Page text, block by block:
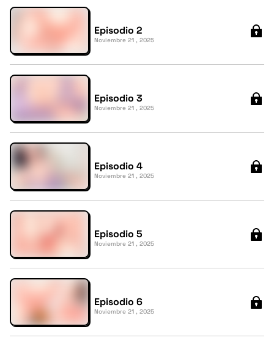
Episodio 2
Noviembre 21 , 2025
Episodio 3
Noviembre 21 , 2025
Episodio 4
Noviembre 21 , 2025
Episodio 5
Noviembre 21 , 2025
Episodio 6
Noviembre 21 , 2025